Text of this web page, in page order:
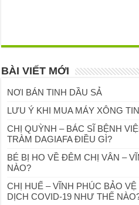
BÀI VIẾT MỚI
NƠI BÁN TINH DẦU SẢ
LƯU Ý KHI MUA MÁY XÔNG
CHỊ QUỲNH – BÁC SĨ BỆNH
TRÀM DAGIAFA ĐIỀU GÌ?
BÉ BỊ HO VỀ ĐÊM CHỊ VÂN –
NÀO?
CHỊ HUẾ – VĨNH PHÚC BẢO
DỊCH COVID-19 NHƯ THẾ